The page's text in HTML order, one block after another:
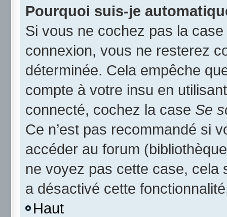
Pourquoi suis-je
Si vous ne cochez pas la case
connexion, vous ne resterez
déterminée. Cela empêche
compte à votre insu en
connecté, cochez la case Se
Ce n’est pas recommandé si
accéder au forum
ne voyez pas cette case, cela
a désactivé cette
Haut